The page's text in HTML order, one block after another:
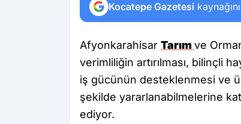
Kocatepe Gazetesi
Afyonkarahisar Tarım ve
verimliliğin artırılması, bilinçli
iş gücünün desteklenmesi ve
şekilde yararlanabilmelerine
ediyor.